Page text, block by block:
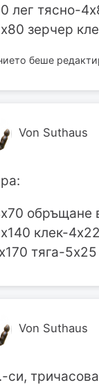
лег тясно-
зерчер
беше
Von Suthaus
обръщане
клек-
тяга-
Von Suthaus
си,